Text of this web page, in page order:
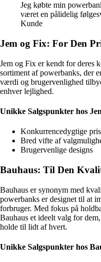
Jeg købte min
været en pålidelig
Kunde
Jem og Fix: For Den
Jem og Fix er kendt for deres
sortiment af powerbanks, der
værdi og brugervenlighed
enhver lejlighed.
Unikke Salgspunkter hos
Konkurrencedygtige
Bred vifte af
Brugervenlige designs
Bauhaus: Til Den
Bauhaus er synonym med
powerbanks er designet til at
forbruger. Med fokus på
Bauhaus et ideelt valg for
holde til lidt af hvert.
Unikke Salgspunkter hos